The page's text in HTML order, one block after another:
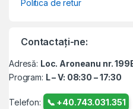
Politica de retur
Contactați-ne:
Adresă: Loc. Aroneanu nr.
Program: L – V: 08:30 – 17:30
Telefon: 📞 +40.743.031.351